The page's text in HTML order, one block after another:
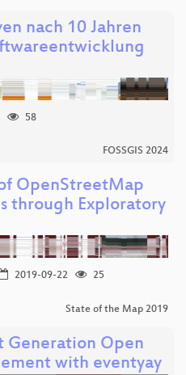
nach 10 Jahren
58
FOSSGIS 2024
OpenStreetMap
through Exploratory
2019-09-22
25
State of the Map 2019
Generation Open
with eventyay